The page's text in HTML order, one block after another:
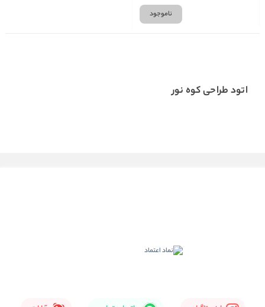
ناموجود
اتود طراحی کوه نور